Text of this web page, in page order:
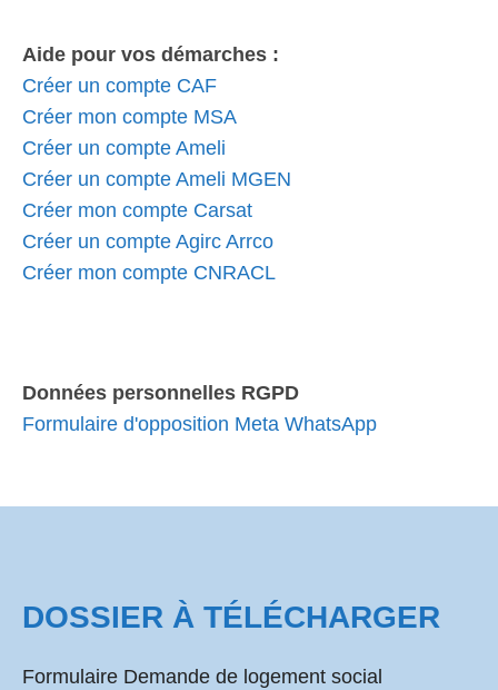
Aide pour vos démarches :
Créer un compte CAF
Créer mon compte MSA
Créer un compte Ameli
Créer un compte Ameli MGEN
Créer mon compte Carsat
Créer un compte Agirc Arrco
Créer mon compte CNRACL
Données personnelles RGPD
Formulaire d'opposition Meta WhatsApp
DOSSIER À TÉLÉCHARGER
Formulaire Demande de logement social